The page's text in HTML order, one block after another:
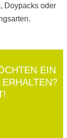
Doypacks oder
EIN